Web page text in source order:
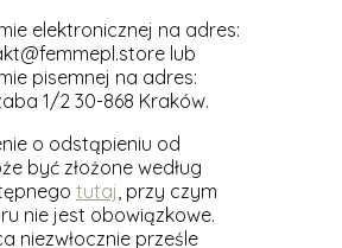
elektronicznej na adres:
lub
pisemnej na adres:
1/2 30-868 Kraków.
o odstąpieniu od
być złożone według
tutaj , przy czym
nie jest obowiązkowe.
niezwłocznie prześle